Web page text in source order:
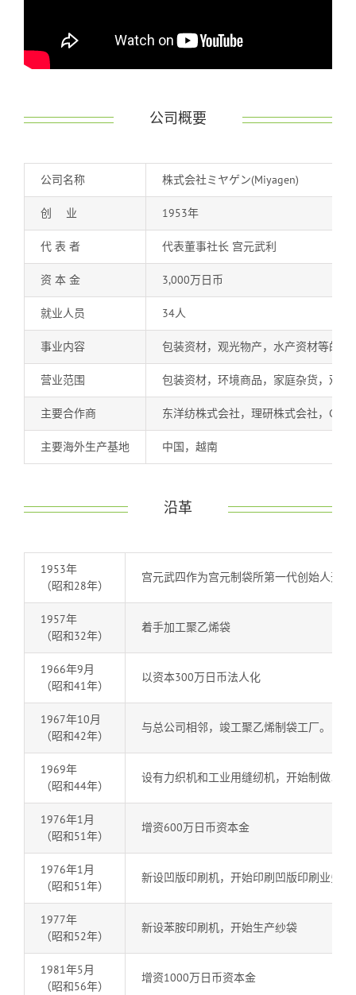
公司概要
公司名称 株式会社ミヤゲン(Miyagen)
创 业 1953年
代 表 者 代表董事社长 宫元武利
资 本 金 3,000万日币
就业人员 34人
事业内容 包装资材，观光物产，水产资材等的制
营业范围 包装资材，环境商品，家庭杂货，观
主要合作商 东洋纺株式会社，理研株式会社，
主要海外生产基地 中国，越南
沿革
1953年
（昭和28年）
宫元武四作为宫元制袋所第一代创始人开
1957年
（昭和32年）
着手加工聚乙烯袋
1966年9月
（昭和41年）
以资本300万日币法人化
1967年10月
（昭和42年）
与总公司相邻，竣工聚乙烯制袋工厂。
1969年
（昭和44年）
设有力织机和工业用缝纫机，开始制做以
1976年1月
（昭和51年）
增资600万日币资本金
1976年1月
（昭和51年）
新设凹版印刷机，开始印刷凹版印刷业务
1977年
（昭和52年）
新设苯胺印刷机，开始生产纱袋
1981年5月
（昭和56年）
增资1000万日币资本金